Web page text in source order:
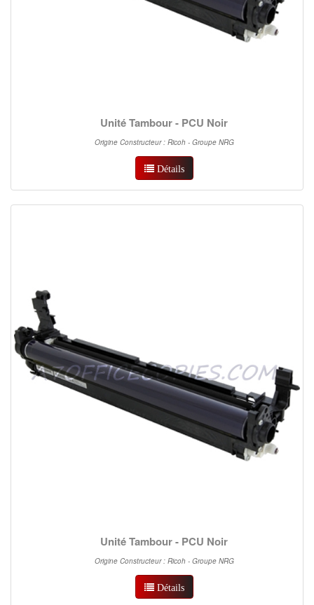
Unité Tambour - PCU Noir
Origine Constructeur : Ricoh - Groupe NRG
Détails
Unité Tambour - PCU Noir
Origine Constructeur : Ricoh - Groupe NRG
Détails